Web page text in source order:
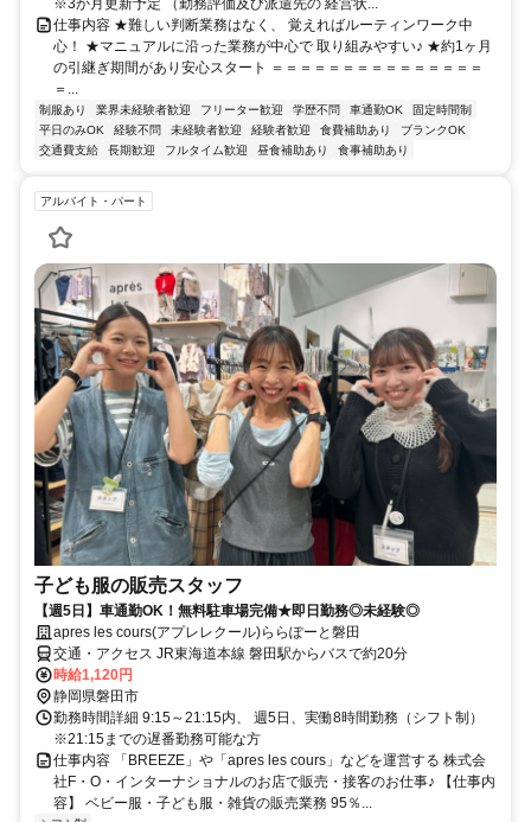
※3か月更新予定 （勤務評価及び派遣先の 経営状...
仕事内容 ★難しい判断業務はなく、 覚えればルーティンワーク中
心！ ★マニュアルに沿った業務が中心で 取り組みやすい♪ ★約1ヶ月
の引継ぎ期間があり安心スタート ＝＝＝＝＝＝＝＝＝＝＝＝＝＝＝
＝...
制服あり 業界未経験者歓迎 フリーター歓迎 学歴不問 車通勤OK
固定時間制
平日のみOK
経験不問 未経験者歓迎 経験者歓迎 食費補助あり
ブランクOK
交通費支給
長期歓迎 フルタイム歓迎 昼食補助あり 食事補助あり
アルバイト・パート
子ども服の販売スタッフ
【週5日】車通勤OK！無料駐車場完備★即日勤務◎未経験◎
apres les cours(アプレレクール)ららぽーと磐田
交通・アクセス JR東海道本線 磐田駅からバスで約20分
時給1,120円
静岡県磐田市
勤務時間詳細 9:15～21:15内、 週5日、実働8時間勤務（シフト制）
※21:15までの遅番勤務可能な方
仕事内容 「BREEZE」や「apres les cours」などを運営する 株式会
社F・O・インターナショナルのお店で販売・接客のお仕事♪ 【仕事内
容】 ベビー服・子ども服・雑貨の販売業務 95％...